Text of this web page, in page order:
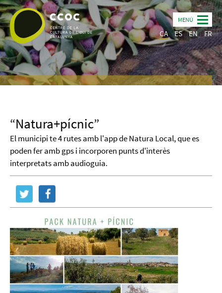
CA ES EN FR
MENÚ
“Natura+pícnic”
El municipi te 4 rutes amb l'app de Natura Local, que es
poden fer amb gps i incorporen punts d'interès
interpretats amb audioguia.